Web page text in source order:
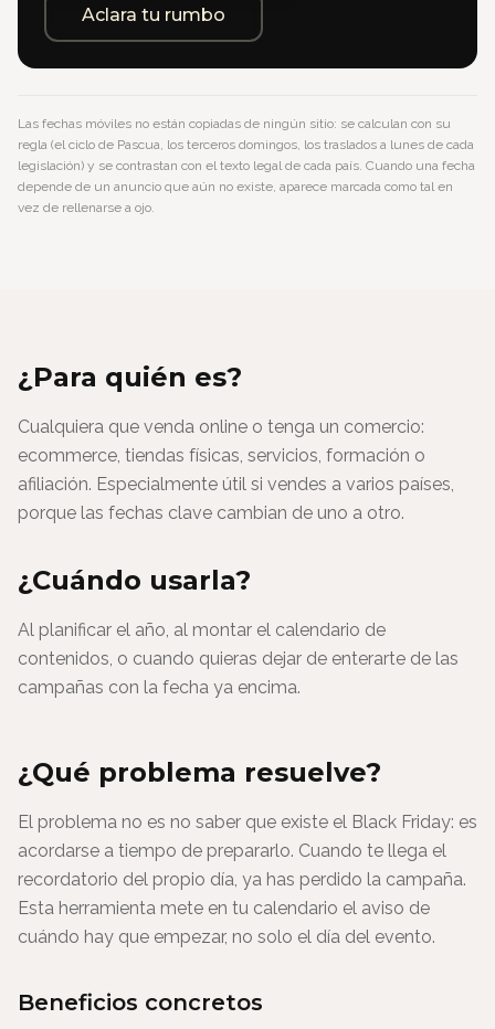
Aclara tu rumbo
Las fechas móviles no están copiadas de ningún sitio: se calculan con su
regla (el ciclo de Pascua, los terceros domingos, los traslados a lunes de cada
legislación) y se contrastan con el texto legal de cada país. Cuando una fecha
depende de un anuncio que aún no existe, aparece marcada como tal en
vez de rellenarse a ojo.
¿Para quién es?
Cualquiera que venda online o tenga un comercio:
ecommerce, tiendas físicas, servicios, formación o
afiliación. Especialmente útil si vendes a varios países,
porque las fechas clave cambian de uno a otro.
¿Cuándo usarla?
Al planificar el año, al montar el calendario de
contenidos, o cuando quieras dejar de enterarte de las
campañas con la fecha ya encima.
¿Qué problema resuelve?
El problema no es no saber que existe el Black Friday: es
acordarse a tiempo de prepararlo. Cuando te llega el
recordatorio del propio día, ya has perdido la campaña.
Esta herramienta mete en tu calendario el aviso de
cuándo hay que empezar, no solo el día del evento.
Beneficios concretos